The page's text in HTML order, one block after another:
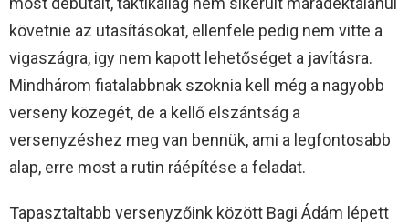
követnie az utasításokat, ellenfele pedig nem vitte a
vigaszágra, igy nem kapott lehetőséget a javításra.
Mindhárom fiatalabbnak szoknia kell még a nagyobb
verseny közegét, de a kellő elszántság a
versenyzéshez meg van bennük, ami a legfontosabb
alap, erre most a rutin ráépítése a feladat.
Tapasztaltabb versenyzőink között Bagi Ádám lépett